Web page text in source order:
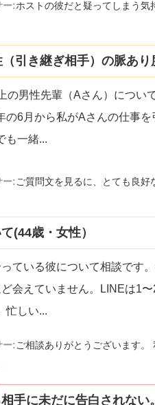
ー:ホストの彼だと疑ってしまう気
引き継ぎ相手）の脈あり
の男性先輩（Aさん）につい
の6月から私がAさんの仕事
も一緒...
ー:ご質問文を見るに、とても良好
(44歳・女性）
ている彼について相談です
ど会えていません。LINEは1
忙しい...
ー:ご相談ありがとうございます。
手に未だに告白されない